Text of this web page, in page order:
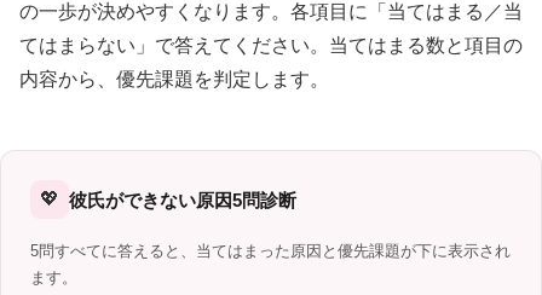
の一歩が決めやすくなります。各項目に「当てはまる／当
てはまらない」で答えてください。当てはまる数と項目の
内容から、優先課題を判定します。
💖 彼氏ができない原因5問診断
5問すべてに答えると、当てはまった原因と優先課題が下に表示され
ます。